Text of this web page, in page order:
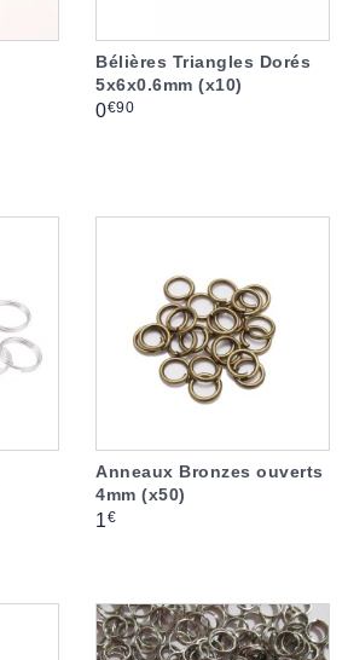
Bélières Triangles Dorés
5x6x0.6mm (x10)
Prix
0€90
Anneaux Bronzes ouverts
4mm (x50)
Prix
1€